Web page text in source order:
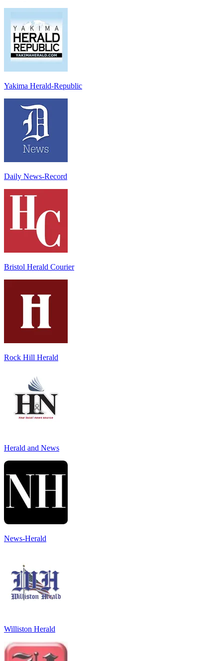
Yakima Herald-Republic
Daily News-Record
Bristol Herald Courier
Rock Hill Herald
Herald and News
News-Herald
Williston Herald